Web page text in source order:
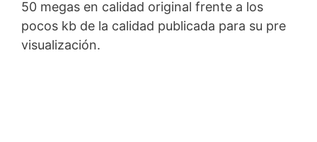
50 megas en calidad original frente a los
pocos kb de la calidad publicada para su pre
visualización.